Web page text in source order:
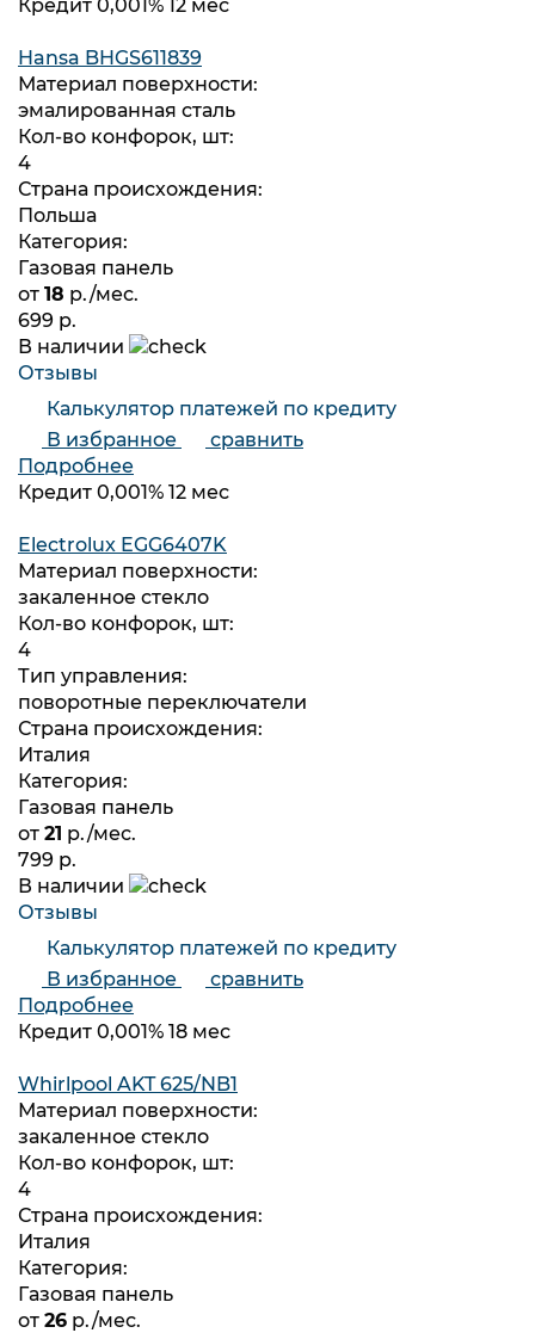
Кредит 0,001% 12 мес
Hansa BHGS611839
Материал поверхности:
эмалированная сталь
Кол-во конфорок, шт:
4
Страна происхождения:
Польша
Категория:
Газовая панель
от 18 р./мес.
699 р.
В наличии
Отзывы
Калькулятор платежей по кредиту
В избранное
сравнить
Подробнее
Кредит 0,001% 12 мес
Electrolux EGG6407K
Материал поверхности:
закаленное стекло
Кол-во конфорок, шт:
4
Тип управления:
поворотные переключатели
Страна происхождения:
Италия
Категория:
Газовая панель
от 21 р./мес.
799 р.
В наличии
Отзывы
Калькулятор платежей по кредиту
В избранное
сравнить
Подробнее
Кредит 0,001% 18 мес
Whirlpool AKT 625/NB1
Материал поверхности:
закаленное стекло
Кол-во конфорок, шт:
4
Страна происхождения:
Италия
Категория:
Газовая панель
от 26 р./мес.